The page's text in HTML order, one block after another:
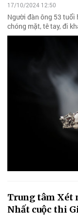
17/10/2024 12:50
Người đàn ông 53 tuổi
chóng mặt, tê tay, đi
Trung tâm Xét
Nhất cuộc thi